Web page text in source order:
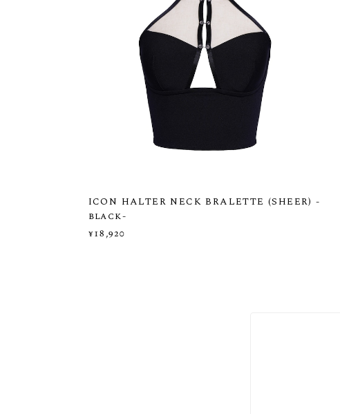
ICON HALTER NECK BRALETTE (SHEER) -
black-
¥18,920